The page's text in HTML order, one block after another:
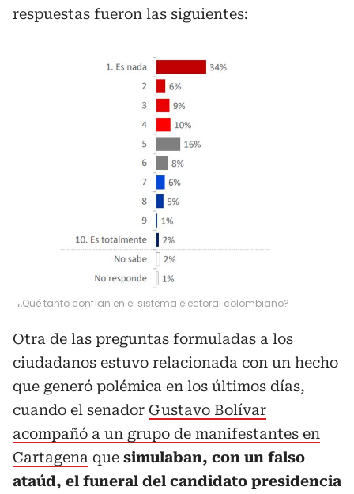
respuestas fueron las siguientes:
¿Qué tanto confían en el sistema electoral colombiano?
Otra de las preguntas formuladas a los
ciudadanos estuvo relacionada con un hecho
que generó polémica en los últimos días,
cuando el senador Gustavo Bolívar
acompañó a un grupo de manifestantes en
Cartagena que simulaban, con un falso
ataúd, el funeral del candidato presidencia